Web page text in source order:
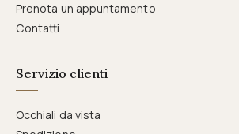
Prenota un appuntamento
Contatti
Servizio clienti
Occhiali da vista